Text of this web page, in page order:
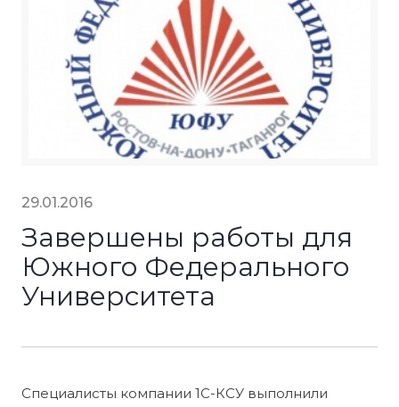
29.01.2016
Завершены работы для
Южного Федерального
Университета
Специалисты компании 1С-КСУ выполнили